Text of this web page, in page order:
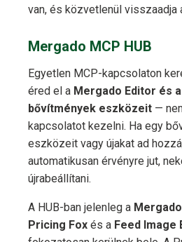
van, és közvetlenül visszaadja
Mergado MCP HUB
Egyetlen MCP-kapcsolaton
éred el a Mergado Editor és
bővítmények eszközeit —
kapcsolatot kezelni. Ha egy
eszközeit vagy újakat ad
automatikusan érvényre jut,
újrabeállítani.
A HUB-ban jelenleg a
Pricing Fox és a Feed Image